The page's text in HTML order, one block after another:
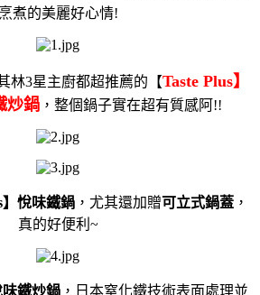
烹煮的美麗好心情!
林3星主廚都超推薦的【Taste Plus】
炒鍋 ，整個鍋子實在超有質感阿!!
】 悅味鐵鍋，尤其還加贈可立式鍋蓋，
真的好便利~
味鐵炒鍋，日本窒化鐵技術表面處理並